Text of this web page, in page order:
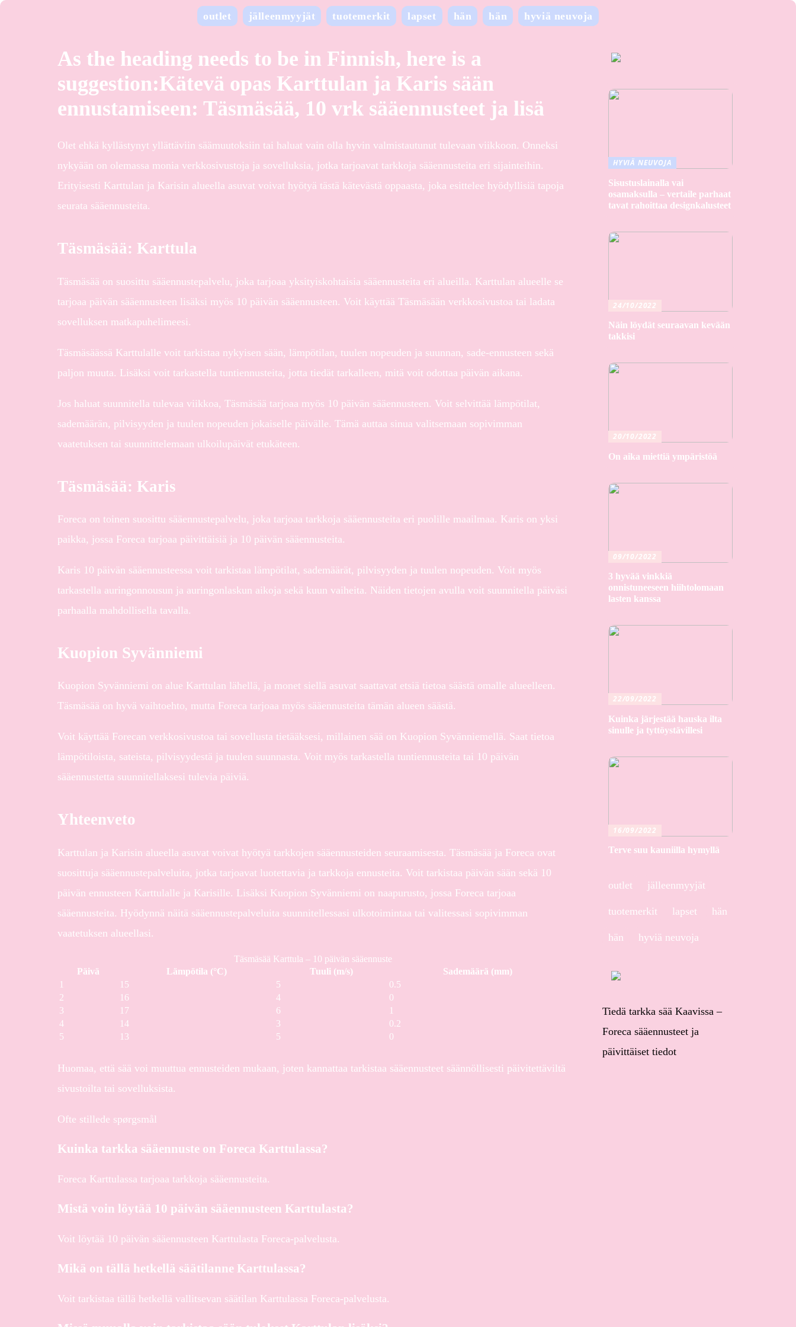
outlet jälleenmyyjät tuotemerkit lapset hän hän hyviä neuvoja
As the heading needs to be in Finnish, here is a
suggestion:Kätevä opas Karttulan ja Karis sään
ennustamiseen: Täsmäsää, 10 vrk sääennusteet ja lisä
Olet ehkä kyllästynyt yllättäviin säämuutoksiin tai haluat vain olla hyvin valmistautunut tulevaan viikkoon. Onneksi
nykyään on olemassa monia verkkosivustoja ja sovelluksia, jotka tarjoavat tarkkoja sääennusteita eri sijainteihin.
Erityisesti Karttulan ja Karisin alueella asuvat voivat hyötyä tästä kätevästä oppaasta, joka esittelee hyödyllisiä tapoja
seurata sääennusteita.
Täsmäsää: Karttula
Täsmäsää on suosittu sääennustepalvelu, joka tarjoaa yksityiskohtaisia sääennusteita eri alueilla. Karttulan alueelle se
tarjoaa päivän sääennusteen lisäksi myös 10 päivän sääennusteen. Voit käyttää Täsmäsään verkkosivustoa tai ladata
sovelluksen matkapuhelimeesi.
Täsmäsäässä Karttulalle voit tarkistaa nykyisen sään, lämpötilan, tuulen nopeuden ja suunnan, sade-ennusteen sekä
paljon muuta. Lisäksi voit tarkastella tuntiennusteita, jotta tiedät tarkalleen, mitä voit odottaa päivän aikana.
Jos haluat suunnitella tulevaa viikkoa, Täsmäsää tarjoaa myös 10 päivän sääennusteen. Voit selvittää lämpötilat,
sademäärän, pilvisyyden ja tuulen nopeuden jokaiselle päivälle. Tämä auttaa sinua valitsemaan sopivimman
vaatetuksen tai suunnittelemaan ulkoilupäivät etukäteen.
Täsmäsää: Karis
Foreca on toinen suosittu sääennustepalvelu, joka tarjoaa tarkkoja sääennusteita eri puolille maailmaa. Karis on yksi
paikka, jossa Foreca tarjoaa päivittäisiä ja 10 päivän sääennusteita.
Karis 10 päivän sääennusteessa voit tarkistaa lämpötilat, sademäärät, pilvisyyden ja tuulen nopeuden. Voit myös
tarkastella auringonnousun ja auringonlaskun aikoja sekä kuun vaiheita. Näiden tietojen avulla voit suunnitella päiväsi
parhaalla mahdollisella tavalla.
Kuopion Syvänniemi
Kuopion Syvänniemi on alue Karttulan lähellä, ja monet siellä asuvat saattavat etsiä tietoa säästä omalle alueelleen.
Täsmäsää on hyvä vaihtoehto, mutta Foreca tarjoaa myös sääennusteita tämän alueen säästä.
Voit käyttää Forecan verkkosivustoa tai sovellusta tietääksesi, millainen sää on Kuopion Syvänniemellä. Saat tietoa
lämpötiloista, sateista, pilvisyydestä ja tuulen suunnasta. Voit myös tarkastella tuntiennusteita tai 10 päivän
sääennustetta suunnitellaksesi tulevia päiviä.
Yhteenveto
Karttulan ja Karisin alueella asuvat voivat hyötyä tarkkojen sääennusteiden seuraamisesta. Täsmäsää ja Foreca ovat
suosittuja sääennustepalveluita, jotka tarjoavat luotettavia ja tarkkoja ennusteita. Voit tarkistaa päivän sään sekä 10
päivän ennusteen Karttulalle ja Karisille. Lisäksi Kuopion Syvänniemi on naapurusto, jossa Foreca tarjoaa
sääennusteita. Hyödynnä näitä sääennustepalveluita suunnitellessasi ulkotoimintaa tai valitessasi sopivimman
vaatetuksen alueellasi.
Täsmäsää Karttula – 10 päivän sääennuste
Päivä
Lämpötila (°C) Tuuli (m/s)
Sademäärä (mm)
1
15 5
0.5
2
16 4
0
3
17 6
1
4
14 3
0.2
5
13 5 0
Huomaa, että sää voi muuttua ennusteiden mukaan, joten kannattaa tarkistaa sääennusteet säännöllisesti päivitettäviltä
sivustoilta tai sovelluksista.
Ofte stillede spørgsmål
Kuinka tarkka sääennuste on Foreca Karttulassa?
Foreca Karttulassa tarjoaa tarkkoja sääennusteita.
Mistä voin löytää 10 päivän sääennusteen Karttulasta?
Voit löytää 10 päivän sääennusteen Karttulasta Foreca-palvelusta.
Mikä on tällä hetkellä säätilanne Karttulassa?
Voit tarkistaa tällä hetkellä vallitsevan säätilan Karttulassa Foreca-palvelusta.
HYVIÄ NEUVOJA
Sisustuslainalla vai
osamaksulla – vertaile parhaat
tavat rahoittaa designkalusteet
24/10/2022
Näin löydät seuraavan kevään
takkisi
20/10/2022
On aika miettiä ympäristöä
09/10/2022
3 hyvää vinkkiä
onnistuneeseen hiihtolomaan
lasten kanssa
22/09/2022
Kuinka järjestää hauska ilta
sinulle ja tyttöystävillesi
16/09/2022
Terve suu kauniilla hymyllä
outlet jälleenmyyjät
tuotemerkit lapset hän
hän hyviä neuvoja
Tiedä tarkka sää Kaavissa –
Foreca sääennusteet ja
päivittäiset tiedot